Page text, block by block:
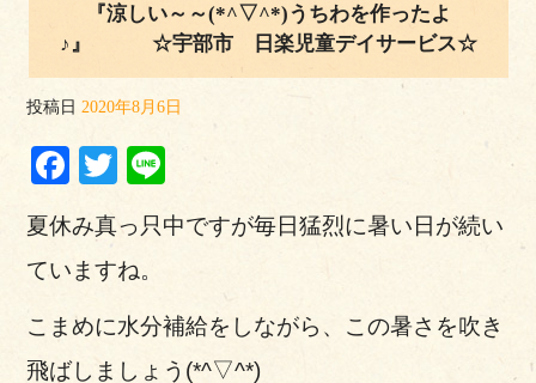
『涼しい～～(*^▽^*)うちわを作ったよ
♪』 ☆宇部市 日楽児童デイサービス☆
投稿日 2020年8月6日
Facebook
Twitter
夏休み真っ只中ですが毎日猛烈に暑い日が続い
ていますね。
こまめに水分補給をしながら、この暑さを吹き
飛ばしましょう(*^▽^*)